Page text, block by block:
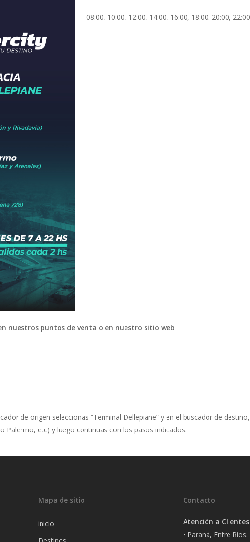
08:00, 10:00, 12:00, 14:00, 16:00, 18:00. 20:00, 22:00
nuestros puntos de venta o en nuestro sitio web
de origen seleccionas “Terminal Dellepiane” y en el buscador de
Palermo, etc) y luego continuas con los pasos indicados.
Mapa de sitio
inicio
Contacto
Atención a Clientes
• Paraná, Entre Ríos.